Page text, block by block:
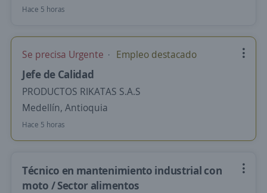
Hace 5 horas
Se precisa Urgente Empleo destacado
Jefe de Calidad
PRODUCTOS RIKATAS S.A.S
Medellín, Antioquia
Hace 5 horas
Técnico en mantenimiento industrial con
moto / Sector alimentos